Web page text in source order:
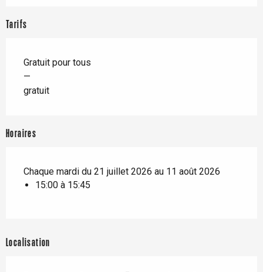
Tarifs
Gratuit pour tous
—
gratuit
Horaires
Chaque mardi du 21 juillet 2026 au 11 août 2026
15:00 à 15:45
Localisation